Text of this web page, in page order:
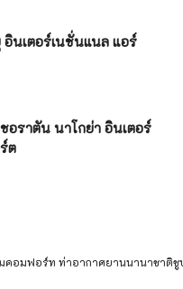
นเตอร์เนชั่นแนล แอร์
อราตัน นาโกย่า อินเตอร์
ต
มคอมฟอร์ท ท่าอากาศยานนานาชาติชู